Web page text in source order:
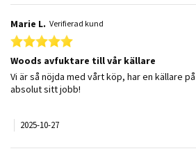
Marie L. Verifierad kund
5.0 star rating
Woods avfuktare till vår källare
Review by Marie L. on 27 Oct 2025
review stating Woods avfuktare till vår
Vi är så nöjda med vårt köp, har en källare
absolut sitt jobb!
2025-10-27